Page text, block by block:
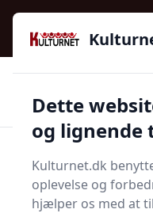
Kulturnet - Alt Det Gode
2016
97 kategorier 👍Kun
Start søgning
Start søgning
Dette
og lignende
Kulturnet.dk
oplevelse og
hjælper os med at